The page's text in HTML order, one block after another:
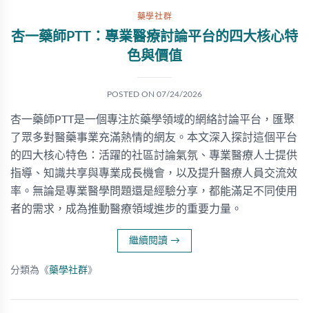
藥學社群
杏一藥師PTT：專業醫療討論平台的四大核心特
色與價值
POSTED ON 07/24/2026
杏一藥師PTT是一個專注於藥學領域的網絡討論平台，匯聚
了眾多對醫藥事業充滿熱情的網友。本文深入探討這個平台
的四大核心特色：活躍的社區討論氣氛、專業醫療人士提供
指導、知識共享與專業成長機會，以及提升醫療人員交流效
率。無論是專業醫學問題還是經驗分享，都能滿足不同使用
者的需求，成為推動醫療領域進步的重要力量。
繼續閱讀 →
分類為《藥學社群》